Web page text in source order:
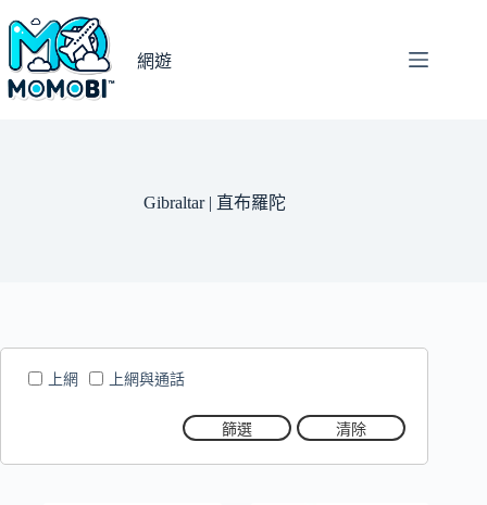
主
要
網遊
Gibraltar | 直布羅陀
上網 上網與通話
篩選 清除